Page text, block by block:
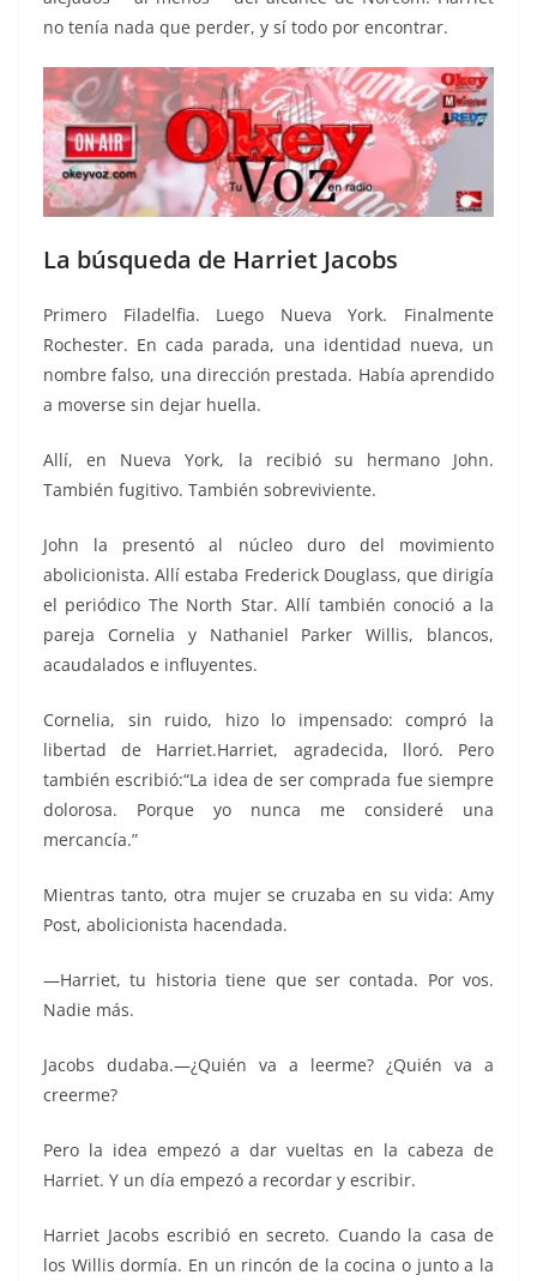
no tenía nada que perder, y sí todo por encontrar.
La búsqueda de Harriet Jacobs
Primero Filadelfia. Luego Nueva York. Finalmente
Rochester. En cada parada, una identidad nueva, un
nombre falso, una dirección prestada. Había aprendido
a moverse sin dejar huella.
Allí, en Nueva York, la recibió su hermano John.
También fugitivo. También sobreviviente.
John la presentó al núcleo duro del movimiento
abolicionista. Allí estaba Frederick Douglass, que dirigía
el periódico The North Star. Allí también conoció a la
pareja Cornelia y Nathaniel Parker Willis, blancos,
acaudalados e influyentes.
Cornelia, sin ruido, hizo lo impensado: compró la
libertad de Harriet.Harriet, agradecida, lloró. Pero
también escribió:“La idea de ser comprada fue siempre
dolorosa. Porque yo nunca me consideré una
mercancía.”
Mientras tanto, otra mujer se cruzaba en su vida: Amy
Post, abolicionista hacendada.
—Harriet, tu historia tiene que ser contada. Por vos.
Nadie más.
Jacobs dudaba.—¿Quién va a leerme? ¿Quién va a
creerme?
Pero la idea empezó a dar vueltas en la cabeza de
Harriet. Y un día empezó a recordar y escribir.
Harriet Jacobs escribió en secreto. Cuando la casa de
los Willis dormía. En un rincón de la cocina o junto a la